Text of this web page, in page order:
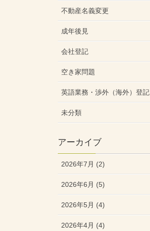
不動産名義変更
成年後見
会社登記
空き家問題
英語業務・渉外（海外）登記
未分類
アーカイブ
2026年7月 (2)
2026年6月 (5)
2026年5月 (4)
2026年4月 (4)